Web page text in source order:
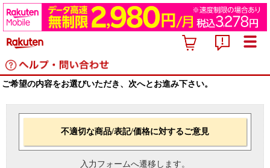
ご希望の内容をお選びいただき、次へとお進み下さい。
不適切な商品/表記/価格に対するご意見
入力フォームへ遷移します。